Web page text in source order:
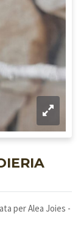
per Alea Joies -